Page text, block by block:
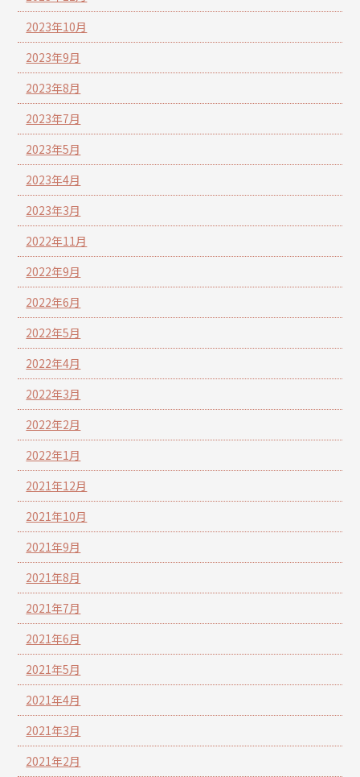
2023年10月
2023年9月
2023年8月
2023年7月
2023年5月
2023年4月
2023年3月
2022年11月
2022年9月
2022年6月
2022年5月
2022年4月
2022年3月
2022年2月
2022年1月
2021年12月
2021年10月
2021年9月
2021年8月
2021年7月
2021年6月
2021年5月
2021年4月
2021年3月
2021年2月